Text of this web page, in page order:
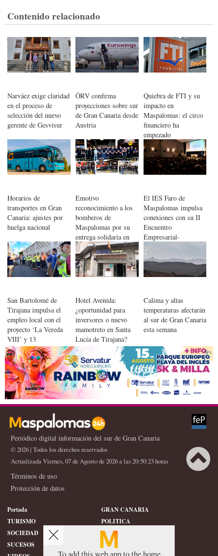
Contenido relacionado
Narváez exige claridad
en el proceso de
selección del nuevo
gerente de Gesvisur
ÖRV confirma
proyecciones sobre sur
de Gran Canaria desde
Austria
Quiebra de FTI y su
impacto en
Maspalomas: el circo
financiero ha
empezado
Horarios de
transportes en Gran
Canaria: ajustes por
huelga nacional
Emotivo
reconocimiento a los
bomberos de
Maspalomas por su
entrega solidaria en
Valencia
El IES Faro de
Maspalomas impulsa
conexiones con su II
Encuentro
Empresarial-
Alumnado
San Bartolomé de
Tirajana impulsa el
empleo local con el
proyecto ‘La Vereda
VIII’ y 13
contrataciones
Hotel Avenida:
¿oportunidad para
inversores o nuevo
mamotreto en Santa
Lucía de Tirajana?
Calima y altas
temperaturas afectarán
al sur de Gran Canaria
esta semana
Periódico digital información del sur de Gran Canaria
© 2026 | Todos los derechos reservados
Actualizada Viernes, 07 de Agosto de 2026 a las 20:50:23 horas
Términos de uso
Protección de datos
Portada
GRAN CANARIA
TURISMO
POLITICA
SOCIEDAD
DEPORTES
SUCESOS
HISTORIA